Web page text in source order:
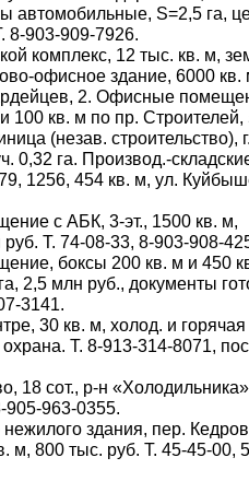
автомобильные, S=2,5 га,
8-903-909-7926.
комплекс, 12 тыс. кв. м,
офисное здание, 6000 кв.
2. Офисные
100 кв. м по пр. Строителей,
(незав. строительство),
0,32 га. Производ.-
1256, 454 кв. м, ул.
с АБК, 3-эт., 1500 кв. м,
Т. 74-08-33, 8-903-908-
боксы 200 кв. м и 450
2,5 млн руб., документы
3141.
30 кв. м, холод. и горячая
Т. 8-913-314-8071,
18 сот., р-н
905-963-0355.
нежилого здания, пер.
м, 800 тыс. руб. Т. 45-45-00,